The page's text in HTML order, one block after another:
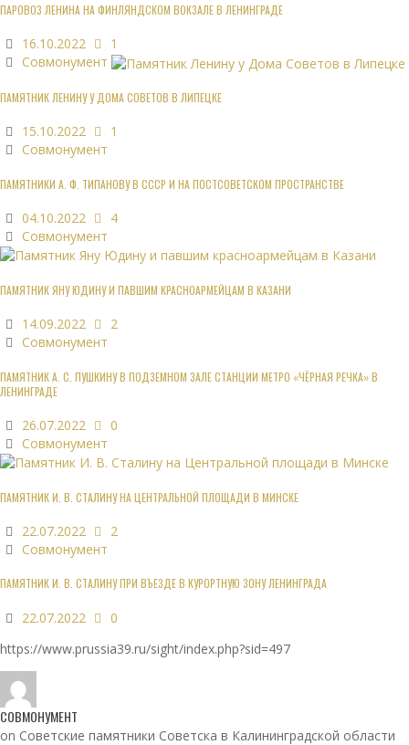
ПАРОВОЗ ЛЕНИНА НА ФИНЛЯНДСКОМ ВОКЗАЛЕ В ЛЕНИНГРАДЕ
16.10.2022
1
Совмонумент
ПАМЯТНИК ЛЕНИНУ У ДОМА СОВЕТОВ В ЛИПЕЦКЕ
15.10.2022
1
Совмонумент
ПАМЯТНИКИ А. Ф. ТИПАНОВУ В СССР И НА ПОСТСОВЕТСКОМ ПРОСТРАНСТВЕ
04.10.2022
4
Совмонумент
ПАМЯТНИК ЯНУ ЮДИНУ И ПАВШИМ КРАСНОАРМЕЙЦАМ В КАЗАНИ
14.09.2022
2
Совмонумент
ПАМЯТНИК А. С. ПУШКИНУ В ПОДЗЕМНОМ ЗАЛЕ СТАНЦИИ МЕТРО «ЧЁРНАЯ РЕЧКА» В
ЛЕНИНГРАДЕ
26.07.2022
0
Совмонумент
ПАМЯТНИК И. В. СТАЛИНУ НА ЦЕНТРАЛЬНОЙ ПЛОЩАДИ В МИНСКЕ
22.07.2022
2
Совмонумент
ПАМЯТНИК И. В. СТАЛИНУ ПРИ ВЪЕЗДЕ В КУРОРТНУЮ ЗОНУ ЛЕНИНГРАДА
22.07.2022
0
https://www.prussia39.ru/sight/index.php?sid=497
СОВМОНУМЕНТ
on Советские памятники Советска в Калининградской области